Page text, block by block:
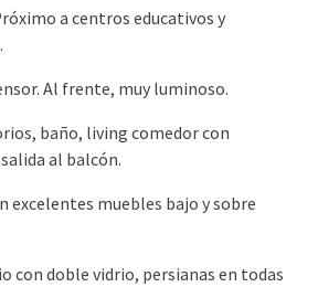
a centros educativos y
Al frente, muy luminoso.
baño, living comedor con
al balcón.
excelentes muebles bajo y sobre
con doble vidrio, persianas en todas